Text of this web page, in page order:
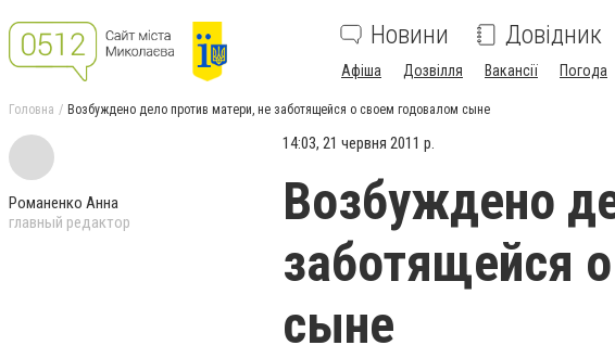
Новини Довідник
Афіша Дозвілля Вакансії Погода
Головна Возбуждено дело против матери, не заботящейся о своем годовалом сыне
Романенко Анна
главный редактор
14:03, 21 червня 2011 р.
Возбуждено
заботящейся
сыне